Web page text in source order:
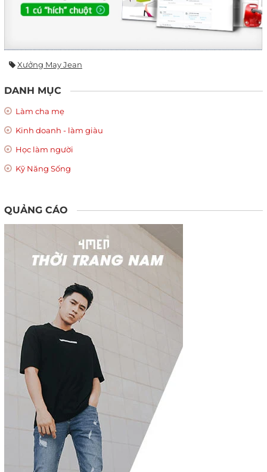
Xưởng May Jean
DANH MỤC
Làm cha mẹ
Kinh doanh - làm giàu
Học làm người
Kỹ Năng Sống
QUẢNG CÁO